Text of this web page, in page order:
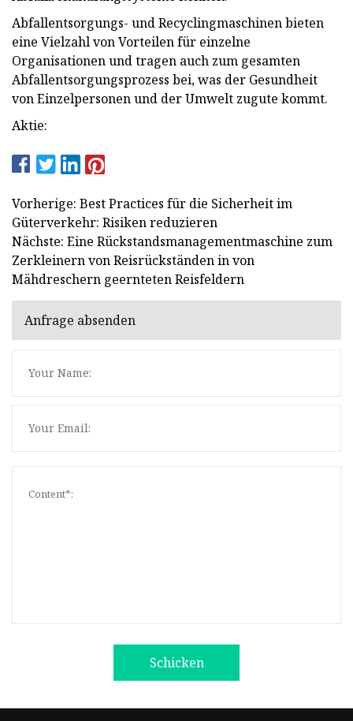
Abfallentsorgungs- und Recyclingmaschinen bieten
eine Vielzahl von Vorteilen für einzelne
Organisationen und tragen auch zum gesamten
Abfallentsorgungsprozess bei, was der Gesundheit
von Einzelpersonen und der Umwelt zugute kommt.
Aktie:
Vorherige: Best Practices für die Sicherheit im
Güterverkehr: Risiken reduzieren
Nächste: Eine Rückstandsmanagementmaschine zum
Zerkleinern von Reisrückständen in von
Mähdreschern geernteten Reisfeldern
Anfrage absenden
Schicken